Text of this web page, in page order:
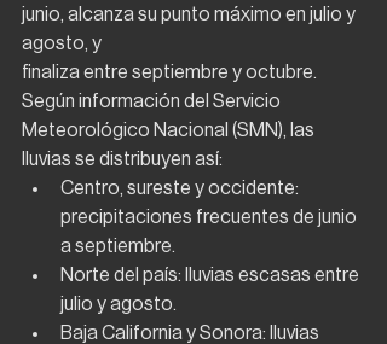
junio, alcanza su punto máximo en julio y
agosto, y
finaliza entre septiembre y octubre.
Según información del Servicio
Meteorológico Nacional (SMN), las
lluvias se distribuyen así:
Centro, sureste y occidente:
precipitaciones frecuentes de junio
a septiembre.
Norte del país: lluvias escasas entre
julio y agosto.
Baja California y Sonora: lluvias